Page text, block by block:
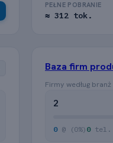
PEŁNE POBRANIE
≈ 312 tok.
Baza firm
Firmy według branż
2
0 @ (0%) 0 tel.